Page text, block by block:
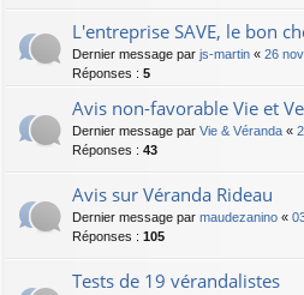
L'entreprise SAVE, le bon
Dernier message par js-martin « 26
Réponses : 5
Avis non-favorable Vie et
Dernier message par Vie & Véranda «
Réponses : 43
Avis sur Véranda Rideau
Dernier message par maudezanino «
Réponses : 105
Tests de 19 vérandalistes